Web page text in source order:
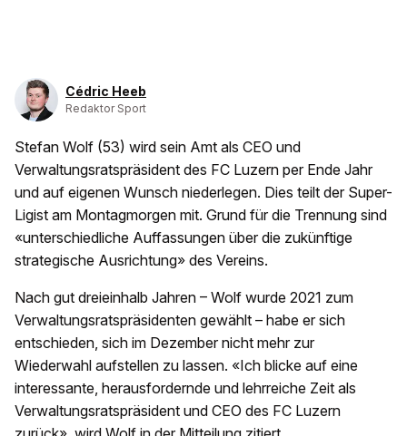
Cédric Heeb
Redaktor Sport
Stefan Wolf (53) wird sein Amt als CEO und
Verwaltungsratspräsident des FC Luzern per Ende Jahr
und auf eigenen Wunsch niederlegen. Dies teilt der Super-
Ligist am Montagmorgen mit. Grund für die Trennung sind
«unterschiedliche Auffassungen über die zukünftige
strategische Ausrichtung» des Vereins.
Nach gut dreieinhalb Jahren – Wolf wurde 2021 zum
Verwaltungsratspräsidenten gewählt – habe er sich
entschieden, sich im Dezember nicht mehr zur
Wiederwahl aufstellen zu lassen. «Ich blicke auf eine
interessante, herausfordernde und lehrreiche Zeit als
Verwaltungsratspräsident und CEO des FC Luzern